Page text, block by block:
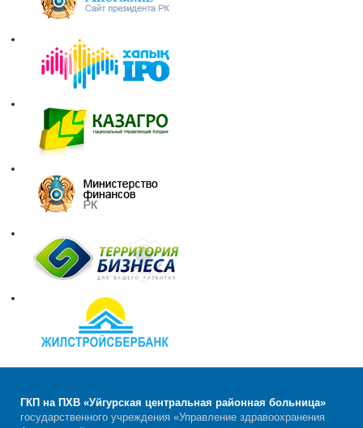
ГКП на ПХВ «Уйгурская центральная районная больница»
государственного учреждения «Управление здравоохранения